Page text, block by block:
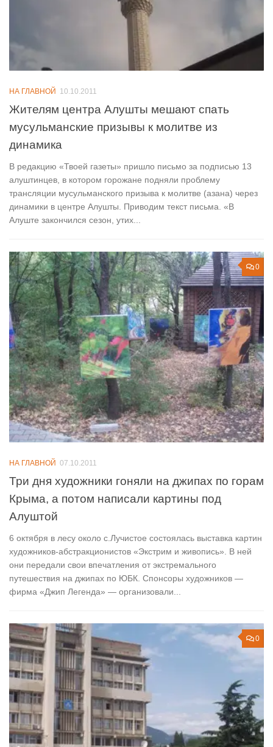
НА ГЛАВНОЙ 10.10.2011
Жителям центра Алушты мешают спать
мусульманские призывы к молитве из
динамика
В редакцию «Твоей газеты» пришло письмо за подписью 13
алуштинцев, в котором горожане подняли проблему
трансляции мусульманского призыва к молитве (азана) через
динамики в центре Алушты. Приводим текст письма. «В
Алуште закончился сезон, утих...
0
НА ГЛАВНОЙ 07.10.2011
Три дня художники гоняли на джипах по горам
Крыма, а потом написали картины под
Алуштой
6 октября в лесу около с.Лучистое состоялась выставка картин
художников-абстракционистов «Экстрим и живопись». В ней
они передали свои впечатления от экстремального
путешествия на джипах по ЮБК. Спонсоры художников —
фирма «Джип Легенда» — организовали...
0